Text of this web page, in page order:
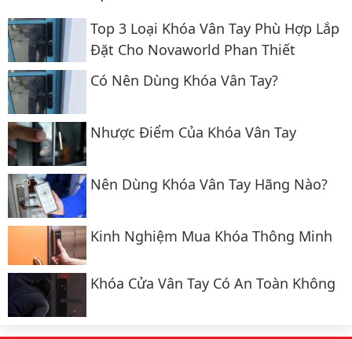
Top 3 Loại Khóa Vân Tay Phù Hợp Lắp
Đặt Cho Novaworld Phan Thiết
Có Nên Dùng Khóa Vân Tay?
Nhược Điểm Của Khóa Vân Tay
Nên Dùng Khóa Vân Tay Hãng Nào?
Kinh Nghiệm Mua Khóa Thông Minh
Khóa Cửa Vân Tay Có An Toàn Không